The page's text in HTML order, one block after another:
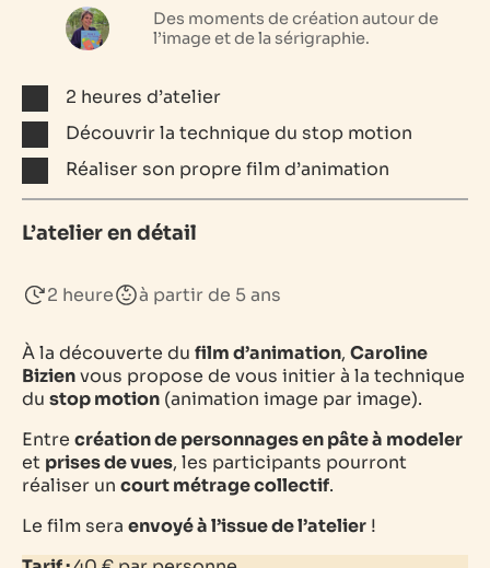
Des moments de création autour de
l’image et de la sérigraphie.
2 heures d’atelier
Découvrir la technique du stop motion
Réaliser son propre film d’animation
L’atelier en détail
2 heure à partir de 5 ans
À la découverte du film d’animation, Caroline
Bizienvous propose de vous initier à la technique
du stop motion (animation image par image).
Entre création de personnages en pâte à modeler
et prises de vues, les participants pourront
réaliser un court métrage collectif.
Le film sera envoyé à l’issue de l’atelier !